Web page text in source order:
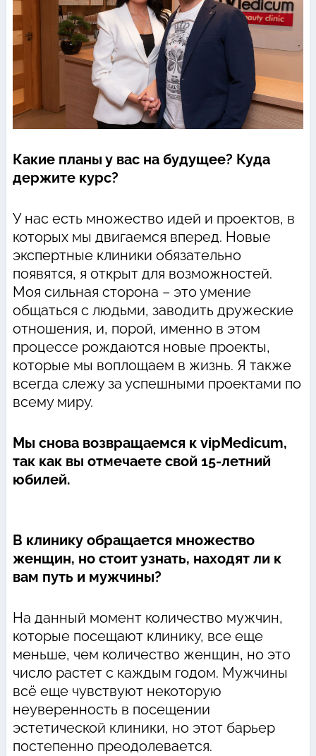
Какие планы у вас на будущее? Куда
держите курс?
У нас есть множество идей и проектов, в
которых мы двигаемся вперед. Новые
экспертные клиники обязательно
появятся, я открыт для возможностей.
Моя сильная сторона – это умение
общаться с людьми, заводить дружеские
отношения, и, порой, именно в этом
процессе рождаются новые проекты,
которые мы воплощаем в жизнь. Я также
всегда слежу за успешными проектами по
всему миру.
Мы снова возвращаемся к vipMedicum,
так как вы отмечаете свой 15-летний
юбилей.
В клинику обращается множество
женщин, но стоит узнать, находят ли к
вам путь и мужчины?
На данный момент количество мужчин,
которые посещают клинику, все еще
меньше, чем количество женщин, но это
число растет с каждым годом. Мужчины
всё еще чувствуют некоторую
неуверенность в посещении
эстетической клиники, но этот барьер
постепенно преодолевается.